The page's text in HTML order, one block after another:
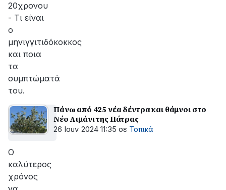
20χρονου
- Τι είναι
ο
μηνιγγιτιδόκοκκος
και ποια
τα
συμπτώματά
του.
Πάνω από 425 νέα δέντρα και θάμνοι στο
Νέο Λιμάνι της Πάτρας
26 Ιουν 2024 11:35 σε Τοπικά
Ο
καλύτερος
χρόνος